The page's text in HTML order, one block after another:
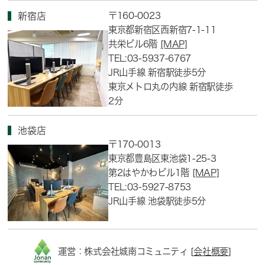
新宿店
〒160-0023
東京都新宿区西新宿7-1-11
共栄ビル6階 [MAP]
TEL:03-5937-6767
JR山手線 新宿駅徒歩5分
東京メトロ丸の内線 新宿駅徒歩
2分
池袋店
〒170-0013
東京都豊島区東池袋1-25-3
第2はやかわビル1階 [MAP]
TEL:03-5927-8753
JR山手線 池袋駅徒歩5分
運営：株式会社城南コミュニティ [会社概要]